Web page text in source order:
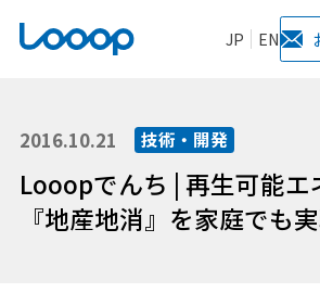
JP EN
2016.10.21 技術・開発
Looopでんち | 再生可能エ
『地産地消』を家庭でも